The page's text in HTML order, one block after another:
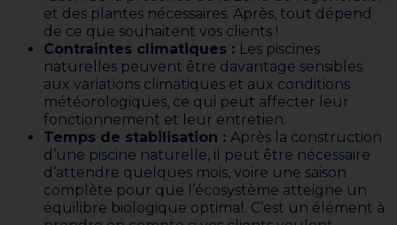
et des plantes nécessaires. Après, tout dépend
de ce que souhaitent vos clients !
Contraintes climatiques : Les piscines
naturelles peuvent être davantage sensibles
aux variations climatiques et aux conditions
météorologiques, ce qui peut affecter leur
fonctionnement et leur entretien.
Temps de stabilisation : Après la construction
d’une piscine naturelle, il peut être nécessaire
d’attendre quelques mois, voire une saison
complète pour que l’écosystème atteigne un
équilibre biologique optimal. C’est un élément à